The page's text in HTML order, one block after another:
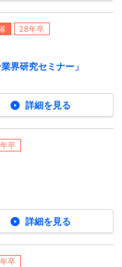
28年卒
界研究セミナー」
詳細を見る
卒
詳細を見る
卒